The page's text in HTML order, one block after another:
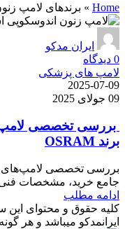
Home
» برندهای لامپ
ایران مدکو
0 دیدگاه
لامپ های پزشکی
2025-07-09
09 جولای 2025
بررسی تخصصی
برند OSRAM
جامع خرید، مشخصات فنی
ادامه مطلب
کلیه حقوق و محتوای
ایرانمدکو میباشد و هر